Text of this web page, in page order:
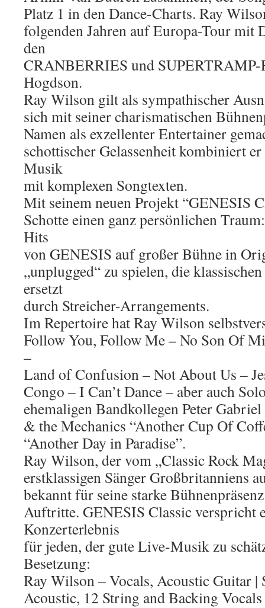
Platz 1 in den Dance-Charts. Ray
folgenden Jahren auf Europa-Tour mit
den
CRANBERRIES und SUPERTRAMP-
Hogdson.
Ray Wilson gilt als sympathischer
sich mit seiner charismatischen
Namen als exzellenter Entertainer
schottischer Gelassenheit kombiniert
Musik
mit komplexen Songtexten.
Mit seinem neuen Projekt “GENESIS
Schotte einen ganz persönlichen
Hits
von GENESIS auf großer Bühne in
„unplugged“ zu spielen, die
ersetzt
durch Streicher-Arrangements.
Im Repertoire hat Ray Wilson
Follow You, Follow Me – No Son Of
–
Land of Confusion – Not About Us –
Congo – I Can’t Dance – aber auch
ehemaligen Bandkollegen Peter
& the Mechanics “Another Cup Of
“Another Day in Paradise”.
Ray Wilson, der vom „Classic Rock
erstklassigen Sänger Großbritanniens
bekannt für seine starke
Auftritte. GENESIS Classic verspricht
Konzerterlebnis
für jeden, der gute Live-Musik zu
Besetzung:
Ray Wilson – Vocals, Acoustic Guitar |
Acoustic, 12 String and Backing Vocals